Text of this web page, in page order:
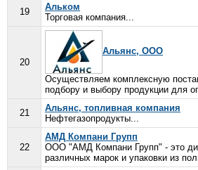
19
Альком
Торговая компания...
20
Альянс, ООО
Осуществляем комплексную
подбору и выбору продукции для
21
Альянс, топливная компания
Нефтегазопродукты...
22
АМД Компани Групп
ООО "АМД Компани Групп" - это
различных марок и упаковки из